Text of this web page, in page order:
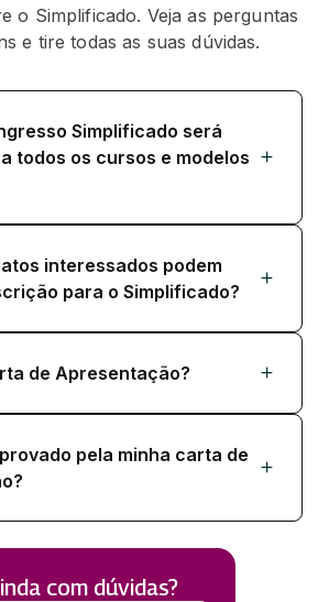
o Simplificado. Veja as perguntas
e tire todas as suas dúvidas.
Simplificado será
todos os cursos e modelos
interessados podem
para o Simplificado?
de Apresentação?
pela minha carta de
com dúvidas?